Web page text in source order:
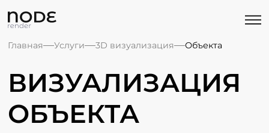
Главная Услуги 3D визуализация Объекта
ВИЗУАЛИЗАЦИЯ
ОБЪЕКТА